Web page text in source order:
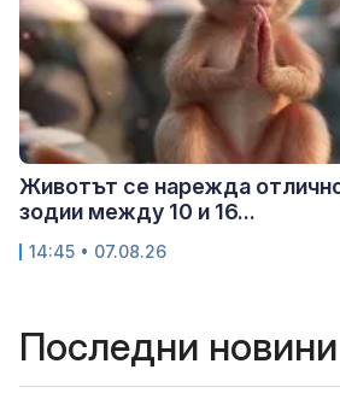
Животът се нарежда
зодии между 10 и 16...
14:45 • 07.08.26
Последни новини